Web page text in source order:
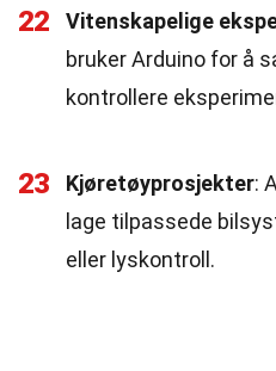
22 Vitenskapelige
bruker Arduino for å
kontrollere
23 Kjøretøyprosjekter:
lage tilpassede
eller lyskontroll.